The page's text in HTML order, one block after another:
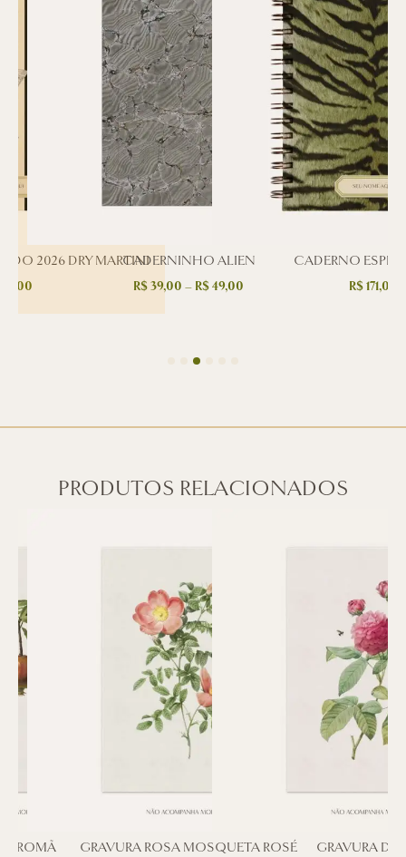
2026 DRY MARTINICADERNINHO ALIEN
R$39,00 – R$49,00
CADERNO
R$171,00
PRODUTOS RELACIONADOS
ROMÃ GRAVURA ROSA MOSQUETA ROSÉ GRAVURA